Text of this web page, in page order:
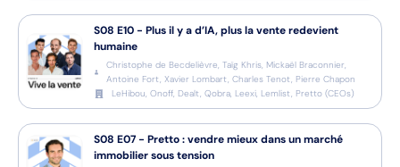
S08 E10 - Plus il y a d’IA, plus la vente redevient
humaine
Christophe de Becdelièvre, Taïg Khris, Mickaël Braconnier,
Antoine Fort, Xavier Lombart, Charles Tenot, Pierre Chapon
LeHibou, Onoff, Dealt, Qobra, Leexi, Lemlist, Pretto (CEOs)
S08 E07 - Pretto : vendre mieux dans un marché
immobilier sous tension